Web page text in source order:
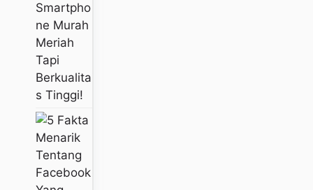
Smartpho
Ne Murah
Meriah
Tapi
Berkualita
S Tinggi!